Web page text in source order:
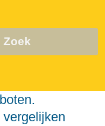
Zoek